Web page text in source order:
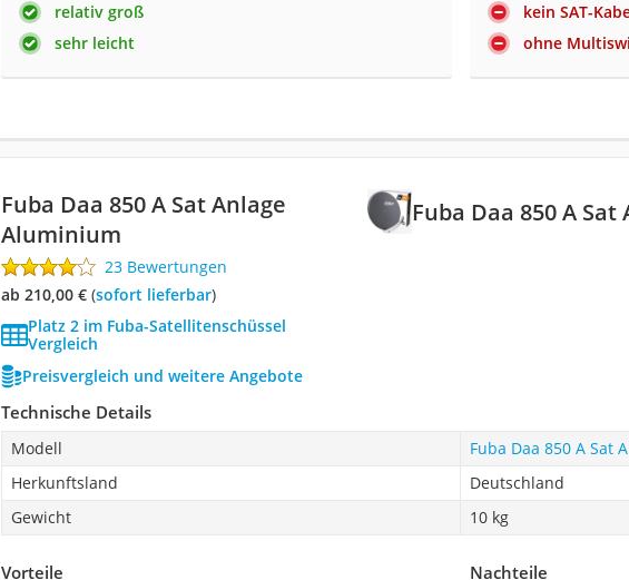
relativ groß
sehr leicht
kein SAT-
ohne
Fuba Daa 850 A
Fuba Daa 850 A Sat Anlage
Aluminium
23 Bewertungen
ab 210,00 €( Sofort lieferbar)
Platz 2 im Fuba-Satellitenschüssel
Vergleich
Preisvergleich und weitere Angebote
Technische Details
Modell
Fuba Daa 850 A Sat
Herkunftsland
Deutschland
Gewicht
10 kg
Vorteile Nachteile